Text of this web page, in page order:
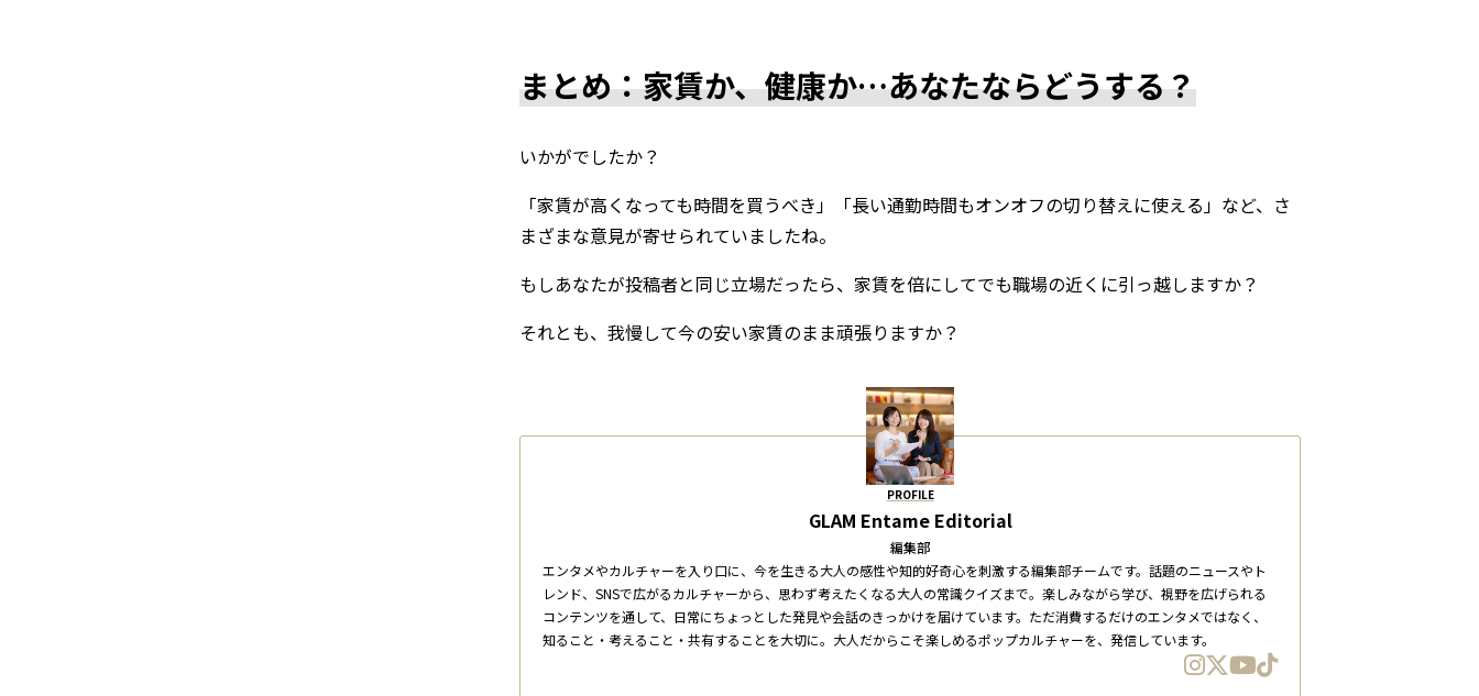
まとめ：家賃か、健康か…あなたならどうする？
いかがでしたか？
「家賃が高くなっても時間を買うべき」「長い通勤時間もオンオフの切り替えに使える」など、さ
まざまな意見が寄せられていましたね。
もしあなたが投稿者と同じ立場だったら、家賃を倍にしてでも職場の近くに引っ越しますか？
それとも、我慢して今の安い家賃のまま頑張りますか？
PROFILE
GLAM Entame Editorial
編集部
エンタメやカルチャーを入り口に、今を生きる大人の感性や知的好奇心を刺激する編集部チームです。話題のニュースやト
レンド、SNSで広がるカルチャーから、思わず考えたくなる大人の常識クイズまで。楽しみながら学び、視野を広げられる
コンテンツを通して、日常にちょっとした発見や会話のきっかけを届けています。ただ消費するだけのエンタメではなく、
知ること・考えること・共有することを大切に。大人だからこそ楽しめるポップカルチャーを、発信しています。